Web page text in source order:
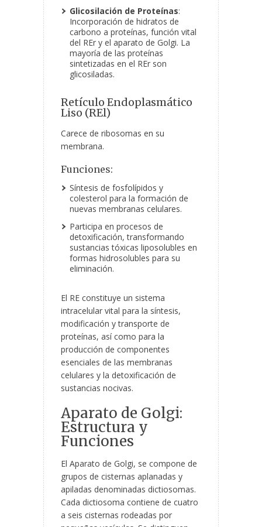
Glicosilación de Proteínas:
Incorporación de hidratos de
carbono a proteínas, función vital
del REr y el aparato de Golgi. La
mayoría de las proteínas
sintetizadas en el REr son
glicosiladas.
Retículo Endoplasmático
Liso (REl)
Carece de ribosomas en su
membrana.
Funciones:
Síntesis de fosfolípidos y
colesterol para la formación de
nuevas membranas celulares.
Participa en procesos de
detoxificación, transformando
sustancias tóxicas liposolubles en
formas hidrosolubles para su
eliminación.
El RE constituye un sistema
intracelular vital para la síntesis,
modificación y transporte de
proteínas, así como para la
producción de componentes
esenciales de las membranas
celulares y la detoxificación de
sustancias nocivas.
Aparato de Golgi:
Estructura y
Funciones
El Aparato de Golgi, se compone de
grupos de cisternas aplanadas y
apiladas denominadas dictiosomas.
Cada dictiosoma contiene de cuatro
a seis cisternas rodeadas por